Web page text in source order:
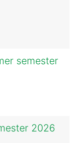
semester
2026